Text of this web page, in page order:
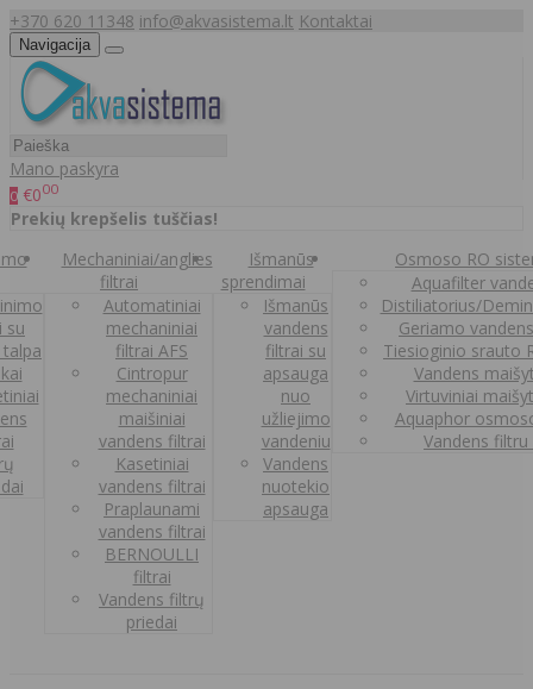
+370 620 11348 info@akvasistema.lt Kontaktai
Navigacija
Mano paskyra
0 €000
Prekių krepšelis tuščias!
su
Mechaniniai/anglies
filtrai
Automatiniai
mechaniniai
filtrai AFS
Cintropur
mechaniniai
maišiniai
vandens filtrai
Kasetiniai
vandens filtrai
Praplaunami
vandens filtrai
BERNOULLI
filtrai
Vandens filtrų
priedai
Išmanūs
sprendimai
Išmanūs
vandens
filtrai su
apsauga
nuo
užliejimo
vandeniu
Vandens
nuotekio
apsauga
Osmoso RO
Aquafilter
Distiliatorius/
Geriamo
Tiesioginio srauto
Vandens
Virtuviniai
Aquaphor
Vandens filtru